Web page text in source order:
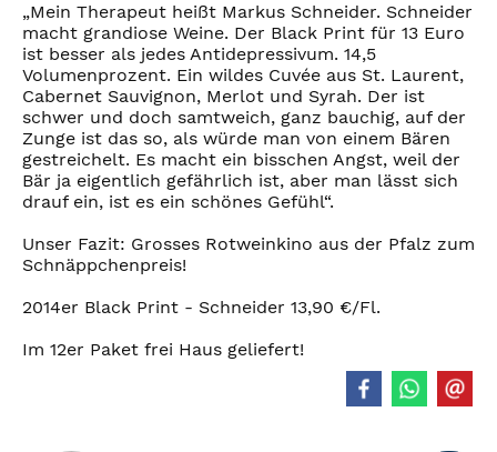
„Mein Therapeut heißt Markus Schneider. Schneider
macht grandiose Weine. Der Black Print für 13 Euro
ist besser als jedes Antidepressivum. 14,5
Volumenprozent. Ein wildes Cuvée aus St. Laurent,
Cabernet Sauvignon, Merlot und Syrah. Der ist
schwer und doch samtweich, ganz bauchig, auf der
Zunge ist das so, als würde man von einem Bären
gestreichelt. Es macht ein bisschen Angst, weil der
Bär ja eigentlich gefährlich ist, aber man lässt sich
drauf ein, ist es ein schönes Gefühl“.
Unser Fazit: Grosses Rotweinkino aus der Pfalz zum
Schnäppchenpreis!
2014er Black Print - Schneider 13,90 €/Fl.
Im 12er Paket frei Haus geliefert!